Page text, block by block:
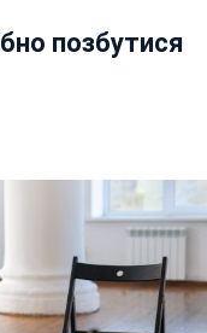
позбутися